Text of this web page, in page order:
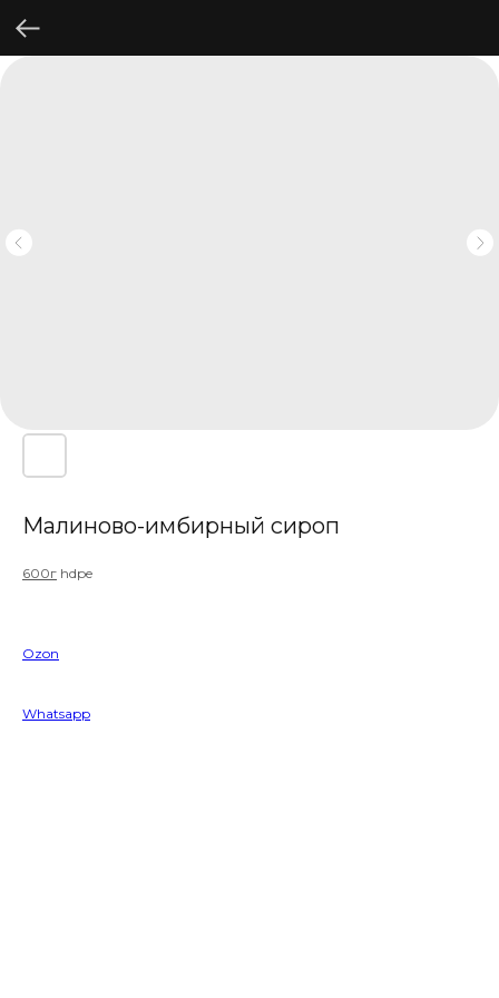
Малиново-имбирный сироп
600г hdpe
Ozon
Whatsapp